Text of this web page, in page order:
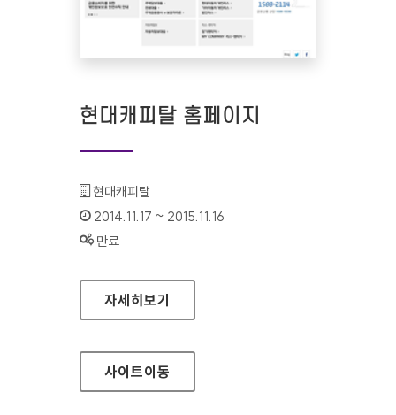
현대캐피탈 홈페이지
기관명 :
현대캐피탈
인증기간 :
2014.11.17 ~ 2015.11.16
상태 :
만료
현대캐피탈 홈페이지
자세히보기
사이트이동